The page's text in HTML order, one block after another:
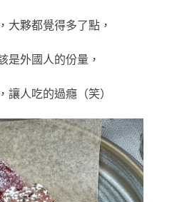
大夥都覺得多了點，
是外國人的份量，
讓人吃的過癮（笑）